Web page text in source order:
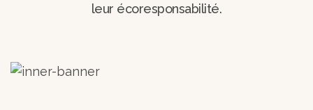
leur écoresponsabilité.